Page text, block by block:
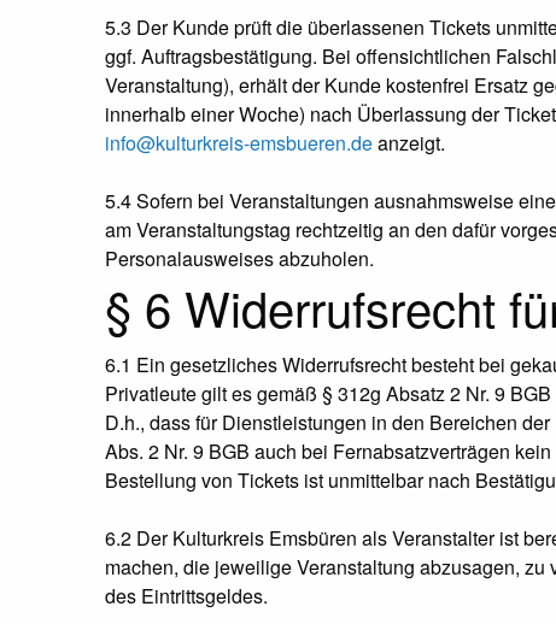
5.3 Der Kunde prüft die überlassenen Tickets
ggf. Auftragsbestätigung. Bei offensichtlichen
Veranstaltung), erhält der Kunde kostenfrei Ersatz
innerhalb einer Woche) nach Überlassung der
info@kulturkreis-emsbueren.deanzeigt.
5.4 Sofern bei Veranstaltungen ausnahmsweise
am Veranstaltungstag rechtzeitig an den dafür
Personalausweises abzuholen.
§ 6 Widerrufsrecht
6.1 Ein gesetzliches Widerrufsrecht besteht bei
Privatleute gilt es gemäß § 312g Absatz 2 Nr. 9
D.h., dass für Dienstleistungen in den Bereichen
Abs. 2 Nr. 9 BGB auch bei Fernabsatzverträgen
Bestellung von Tickets ist unmittelbar nach
6.2 Der Kulturkreis Emsbüren als Veranstalter ist
machen, die jeweilige Veranstaltung abzusagen,
des Eintrittsgeldes.